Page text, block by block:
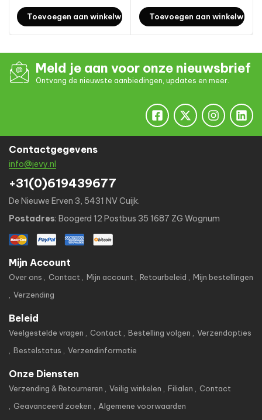
Toevoegen aan winkelwagen Toevoegen aan
Meld je aan voor onze nieuwsbrief
Ontvang de nieuwste aanbiedingen, updates en meer.
Contactgegevens
info@jevy.nl
+31(0)619439677
De Nieuwe Erven 3, 5431 NV Cuijk.
Postadres: Boogerd 12 Postbus 35 1687 ZG Wognum
Mijn Account
Over ons Contact Mijn account Retourbeleid
Mijn bestellingen
Verzending
Beleid
Veelgestelde vragen Contact Bestelling volgen
Verzendopties
Bestelstatus
Verzendinformatie
Onze Diensten
Verzending & Retourneren Veilig winkelen Filialen
Contact
Geavanceerd zoeken
Algemene voorwaarden